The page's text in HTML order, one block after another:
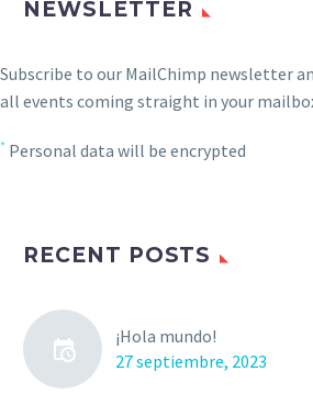
NEWSLETTER
Subscribe to our MailChimp newsletter
all events coming straight in your
* Personal data will be encrypted
RECENT POSTS
¡Hola mundo!
27 septiembre, 2023